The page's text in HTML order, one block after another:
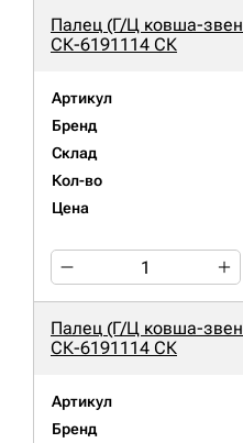
Палец (Г/Ц ковша-
СК-6191114 СК
Артикул
Бренд
Склад
Кол-во
Цена
Палец (Г/Ц ковша-
СК-6191114 СК
Артикул
Бренд